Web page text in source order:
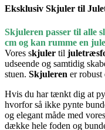
Eksklusiv Skjuler til
Skjuleren passer til alle
cm og kan rumme en
Vores skjuler til
udseende og samtidig
stuen. Skjuleren er robust
Hvis du har tænkt dig at
hvorfor så ikke pynte
og elegant måde med
dække hele foden og